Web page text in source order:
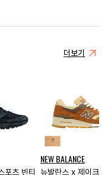
더보기
포츠 빈티
NEW BALANCE
뉴발란스 x 제이크